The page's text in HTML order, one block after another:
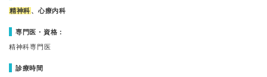
精神科 、心療内科
専門医・資格：
精神科専門医
診療時間